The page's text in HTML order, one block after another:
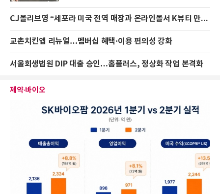
CJ올리브영 “세포라 미국 전역 매장과 온라인몰서 K뷰티 만난다”
교촌치킨앱 리뉴얼…멤버십 혜택·이용 편의성 강화
서울회생법원 DIP 대출 승인…홈플러스, 정상화 작업 본격화
제약∙바이오